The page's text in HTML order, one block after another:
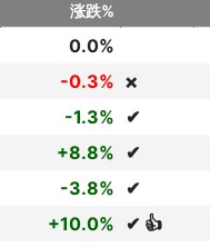
涨跌%
0.0%
-0.3% ❌
-1.3% ✔
+8.8% ✔
-3.8% ✔
+10.0% ✔ 👍